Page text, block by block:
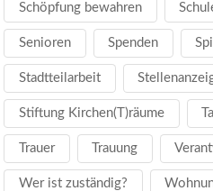
Schöpfung bewahren
Senioren Spenden
Stadtteilarbeit
Stiftung Kirchen(T)räume
Trauer Trauung
Wer ist zuständig?